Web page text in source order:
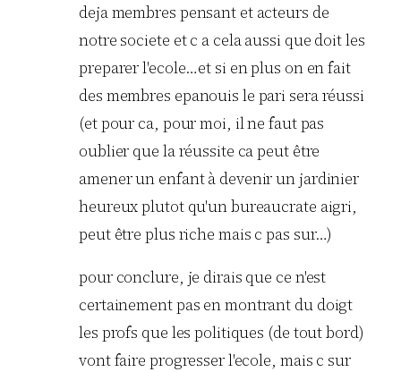
deja membres pensant et acteurs de
notre societe et c a cela aussi que doit les
preparer l'ecole…et si en plus on en fait
des membres epanouis le pari sera réussi
(et pour ca, pour moi, il ne faut pas
oublier que la réussite ca peut être
amener un enfant à devenir un jardinier
heureux plutot qu'un bureaucrate aigri,
peut être plus riche mais c pas sur…)
pour conclure, je dirais que ce n'est
certainement pas en montrant du doigt
les profs que les politiques (de tout bord)
vont faire progresser l'ecole, mais c sur